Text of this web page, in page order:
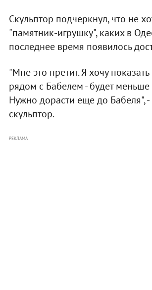
Скульптор подчеркнул, что не
"памятник-игрушку", каких в
последнее время появилось
"Мне это претит. Я хочу показать
рядом с Бабелем - будет меньше
Нужно дорасти еще до Бабеля", -
скульптор.
РЕКЛАМА